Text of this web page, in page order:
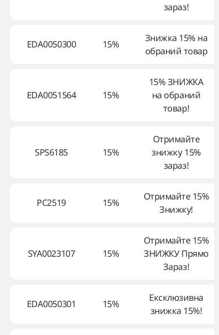
зараз!
EDA0050300 15%
Знижка 15% на
обраний товар
EDA0051564 15%
15% ЗНИЖКА
на обраний
товар!
SPS6185 15%
Отримайте
знижку 15%
зараз!
PC2519 15%
Отримайте 15%
Знижку!
SYA0023107 15%
Отримайте 15%
ЗНИЖКУ Прямо
Зараз!
EDA0050301 15%
Ексклюзивна
знижка 15%!